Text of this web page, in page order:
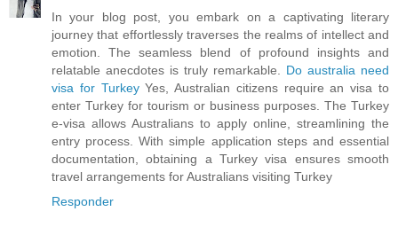
In your blog post, you embark on a captivating literary
journey that effortlessly traverses the realms of intellect and
emotion. The seamless blend of profound insights and
relatable anecdotes is truly remarkable. Do australia need
visa for TurkeyYes, Australian citizens require an visa to
enter Turkey for tourism or business purposes. The Turkey
e-visa allows Australians to apply online, streamlining the
entry process. With simple application steps and essential
documentation, obtaining a Turkey visa ensures smooth
travel arrangements for Australians visiting Turkey
Responder